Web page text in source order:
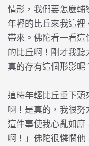
情形，我們要怎麼輔
年輕的比丘來我這裡
帶來。佛陀看一看這
的比丘啊！剛才我聽
真的存有這個形影呢
這時年輕比丘垂下頭
啊！是真的，我很努
這件事使我心亂如麻
啊！」佛陀很憐憫他